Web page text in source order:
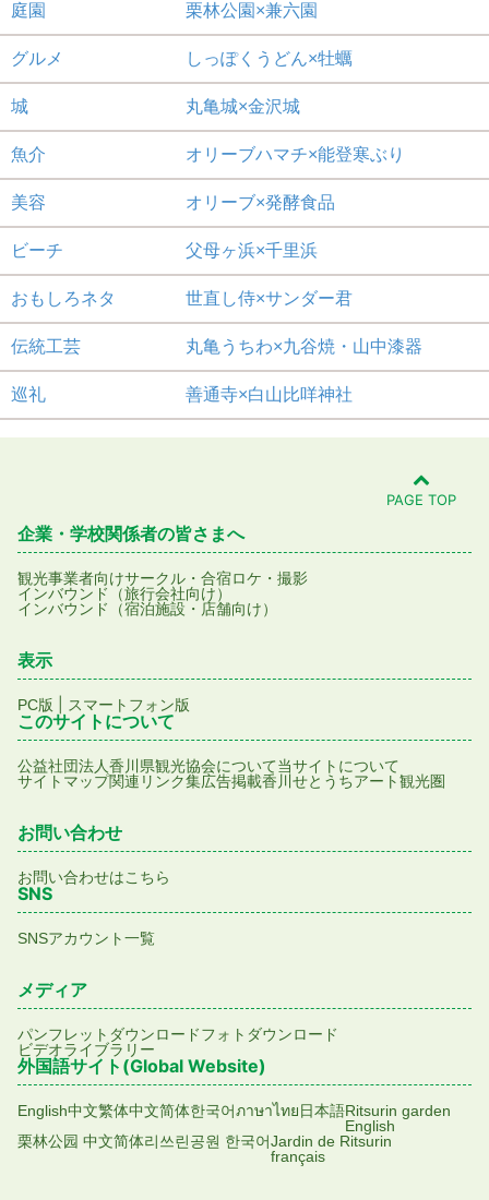
庭園 栗林公園×兼六園
グルメ しっぽくうどん×牡蠣
城 丸亀城×金沢城
魚介 オリーブハマチ×能登寒ぶり
美容 オリーブ×発酵食品
ビーチ 父母ヶ浜×千里浜
おもしろネタ 世直し侍×サンダー君
伝統工芸 丸亀うちわ×九谷焼・山中漆器
巡礼 善通寺×白山比咩神社
PAGE TOP
企業・学校関係者の皆さまへ
観光事業者向けサークル・合宿ロケ・撮影
インバウンド（旅行会社向け）
インバウンド（宿泊施設・店舗向け）
表示
PC版 スマートフォン版
このサイトについて
公益社団法人香川県観光協会について当サイトについて
サイトマップ関連リンク集広告掲載香川せとうちアート観光圏
お問い合わせ
お問い合わせはこちら
SNS
SNSアカウント一覧
メディア
パンフレットダウンロードフォトダウンロード
ビデオライブラリー
外国語サイト(Global Website)
English中文繁体中文简体한국어ภาษาไทย日本語Ritsurin garden
English
栗林公园 中文简体리쓰린공원 한국어Jardin de Ritsurin
français